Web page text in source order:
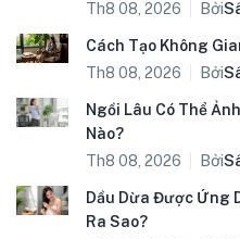
Th8 08, 2026 Bởi
Cách Tạo Không
Th8 08, 2026
Bởi
Ngồi Lâu Có Thể
Nào?
Th8 08, 2026
Bởi
Dầu Dừa Được Ứng
Ra Sao?